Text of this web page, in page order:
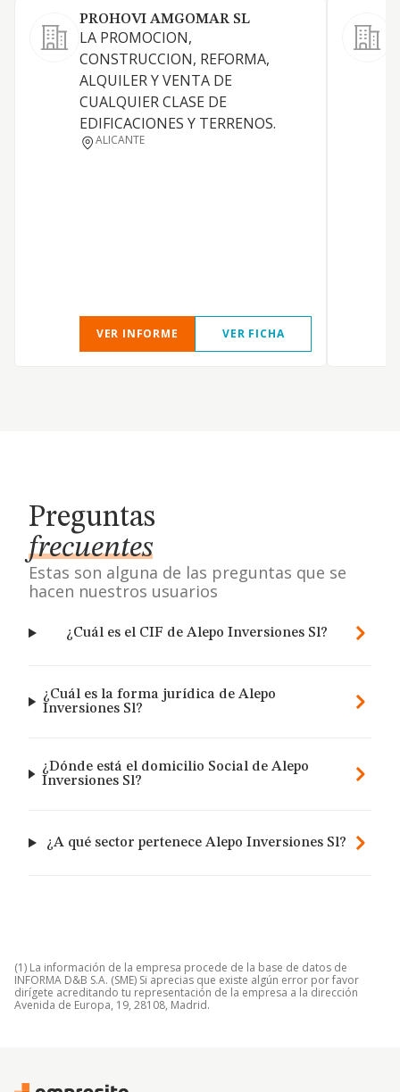
PROHOVI AMGOMAR SL
LA PROMOCION,
CONSTRUCCION, REFORMA,
ALQUILER Y VENTA DE
CUALQUIER CLASE DE
EDIFICACIONES Y TERRENOS.
ALICANTE
VER INFORME VER FICHA
Preguntas
frecuentes
Estas son alguna de las preguntas que se
hacen nuestros usuarios
¿Cuál es el CIF de Alepo Inversiones Sl?
¿Cuál es la forma jurídica de Alepo
Inversiones Sl?
¿Dónde está el domicilio Social de Alepo
Inversiones Sl?
¿A qué sector pertenece Alepo Inversiones Sl?
(1) La información de la empresa procede de la base de datos de
INFORMA D&B S.A. (SME) Si aprecias que existe algún error por favor
dirígete acreditando tu representación de la empresa a la dirección
Avenida de Europa, 19, 28108, Madrid.